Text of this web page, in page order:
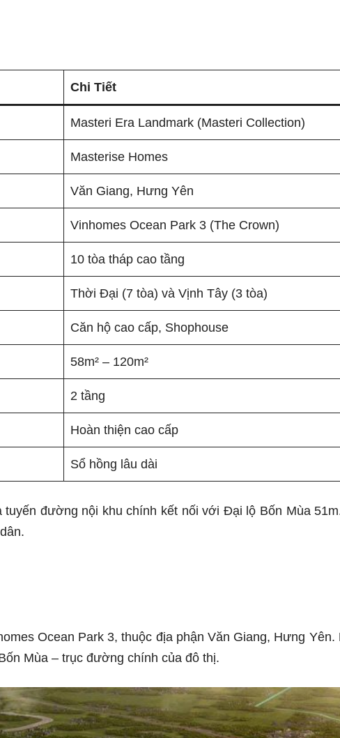
Chi Tiết
Masteri Era Landmark (Masteri Collection)
Masterise Homes
Văn Giang, Hưng Yên
Vinhomes Ocean Park 3 (The Crown)
10 tòa tháp cao tầng
Thời Đại (7 tòa) và Vịnh Tây (3 tòa)
Căn hộ cao cấp, Shophouse
58m² – 120m²
2 tầng
Hoàn thiện cao cấp
Sổ hồng lâu dài
đường nội khu chính kết nối với Đại lộ Bốn Mùa
Ocean Park 3, thuộc địa phận Văn Giang, Hưng
Mùa – trục đường chính của đô thị.